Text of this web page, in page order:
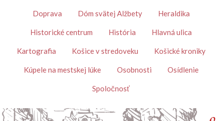
TémyDoprava Dóm svätej Alžbety Heraldika
Historické centrum História Hlavná ulica
Kartografia Košice v stredoveku Košické kroniky
Kúpele na mestskej lúke Osobnosti Osídlenie
Spoločnosť